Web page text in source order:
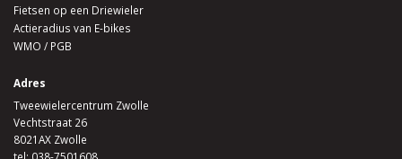
Fietsen op een Driewieler
Actieradius van E-bikes
WMO / PGB
Adres
Tweewielercentrum Zwolle
Vechtstraat 26
8021AX Zwolle